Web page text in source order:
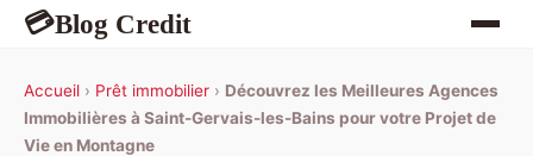
💳Blog Credit
Accueil › Prêt immobilier › Découvrez les Meilleures Agences
Immobilières à Saint-Gervais-les-Bains pour votre Projet de
Vie en Montagne